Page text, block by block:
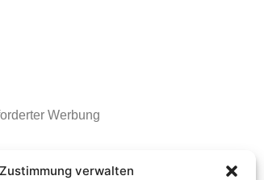
verwalten
Werbung